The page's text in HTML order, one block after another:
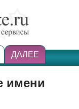
ДАЛЕЕ
имени